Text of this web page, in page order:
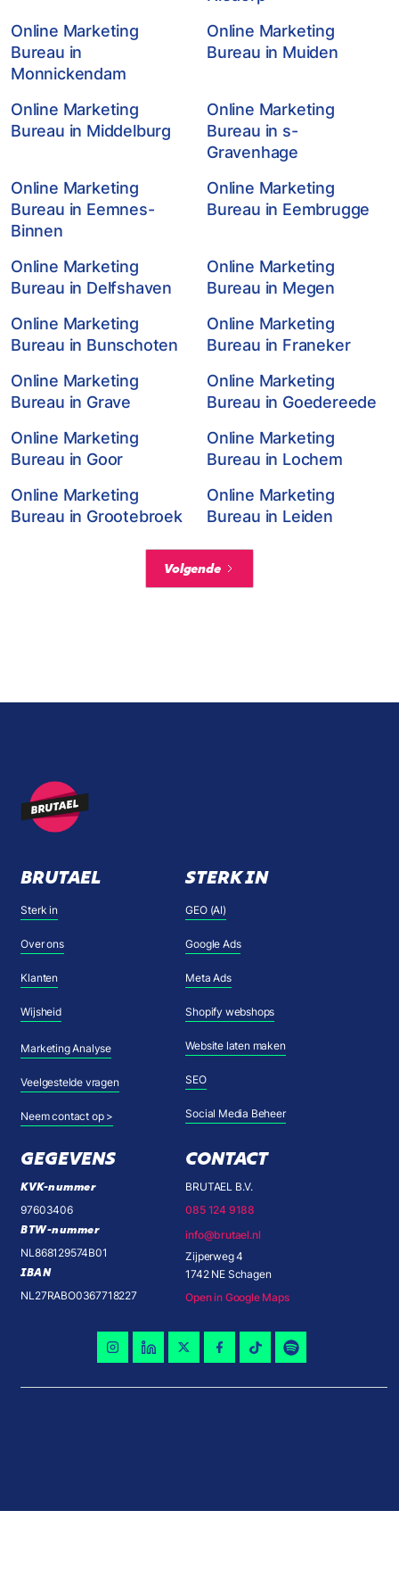
Online Marketing
Bureau in
Monnickendam
Online Marketing
Bureau in Muiden
Online Marketing
Bureau in Middelburg
Online Marketing
Bureau in s-
Gravenhage
Online Marketing
Bureau in Eemnes-
Binnen
Online Marketing
Bureau in Eembrugge
Online Marketing
Bureau in Delfshaven
Online Marketing
Bureau in Megen
Online Marketing
Bureau in Bunschoten
Online Marketing
Bureau in Franeker
Online Marketing
Bureau in Grave
Online Marketing
Bureau in Goedereede
Online Marketing
Bureau in Goor
Online Marketing
Bureau in Lochem
Online Marketing
Bureau in Grootebroek
Online Marketing
Bureau in Leiden
Volgende
BRUTAEL
Sterk in
Over ons
Klanten
Wijsheid
Marketing Analyse
Veelgestelde vragen
Neem contact op >
STERK IN
GEO (AI)
Google Ads
Meta Ads
Shopify webshops
Website laten maken
SEO
Social Media Beheer
GEGEVENS
KVK-nummer
97603406
BTW-nummer
NL868129574B01
IBAN
NL27RABO0367718227
CONTACT
BRUTAEL B.V.
085 124 9188
info@brutael.nl
Zijperweg 4
1742 NE Schagen
Open in Google Maps